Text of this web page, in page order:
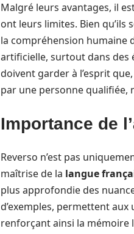
Malgré leurs avantages, il
ont leurs limites. Bien
la compréhension humaine
artificielle, surtout dans des
doivent garder à l’esprit
par une personne qualifiée,
Importance de
Reverso n’est pas
maîtrise de la langue
plus approfondie des
d’exemples, permettent
renforçant ainsi la mémoire